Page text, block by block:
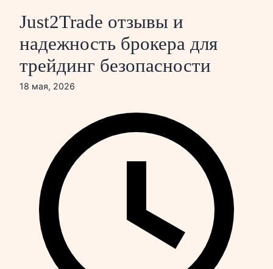
Just2Trade отзывы и
надежность брокера для
трейдинг безопасности
18 мая, 2026